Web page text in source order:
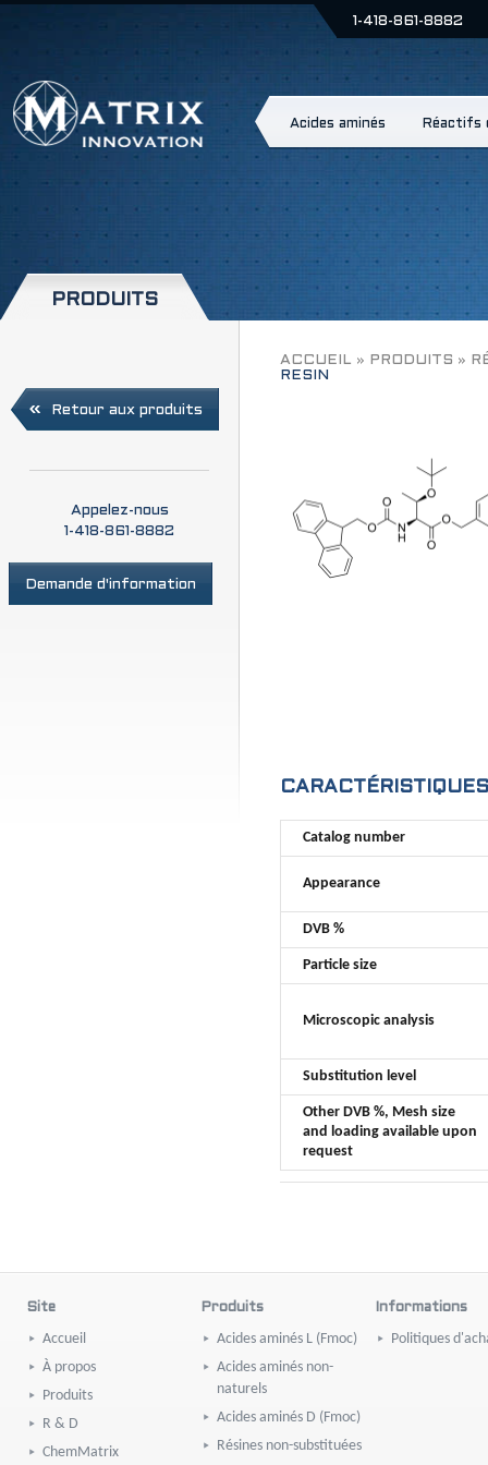
1-418-861-8882
Acides aminés Réactifs
PRODUITS
Retour aux produits
Appelez-nous
1-418-861-8882
Demande d'information
ACCUEIL » PRODUITS »
RESIN
CARACTÉRISTIQUES
Catalog number
Appearance
DVB %
Particle size
Microscopic analysis
Substitution level
Other DVB %, Mesh size
and loading available upon
request
Site
Accueil
À propos
Produits
R & D
ChemMatrix
Produits
Acides aminés L (Fmoc)
Acides aminés non-
naturels
Acides aminés D (Fmoc)
Résines non-substituées
Informations
Politiques